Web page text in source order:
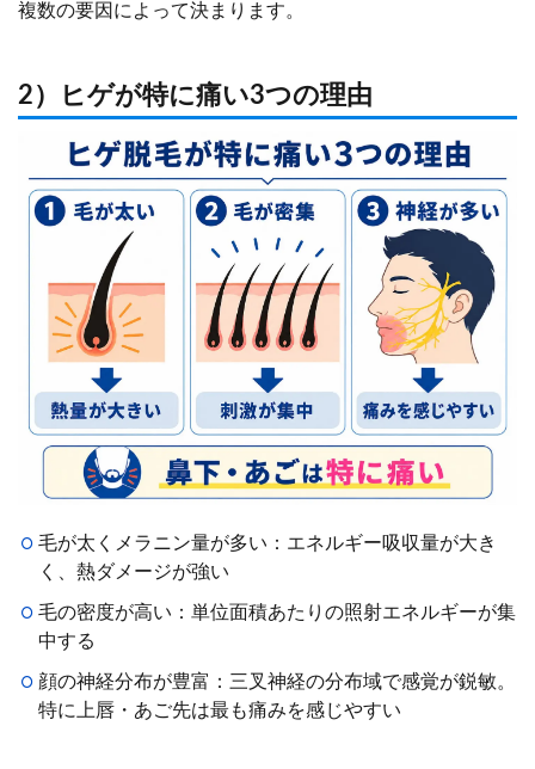
複数の要因によって決まります。
2）ヒゲが特に痛い3つの理由
毛が太くメラニン量が多い：エネルギー吸収量が大き
く、熱ダメージが強い
毛の密度が高い：単位面積あたりの照射エネルギーが集
中する
顔の神経分布が豊富：三叉神経の分布域で感覚が鋭敏。
特に上唇・あご先は最も痛みを感じやすい